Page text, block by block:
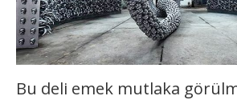
Bu deli emek mutlaka